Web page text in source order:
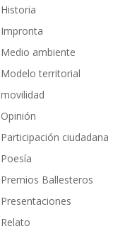
Historia
Impronta
Medio ambiente
Modelo territorial
movilidad
Opinión
Participación ciudadana
Poesía
Premios Ballesteros
Presentaciones
Relato